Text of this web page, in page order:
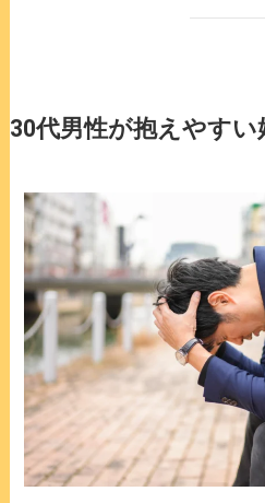
30代男性が抱えやすい